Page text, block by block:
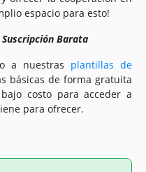
espacio para esto!
Barata
a nuestras plantillas de
básicas de forma gratuita
costo para acceder a
para ofrecer.